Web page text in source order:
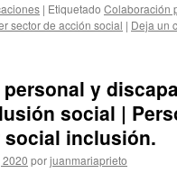
| Etiquetado Colaboración
sector de acción social | Deja un
y
social |
inclusión.
porjuanmariaprieto